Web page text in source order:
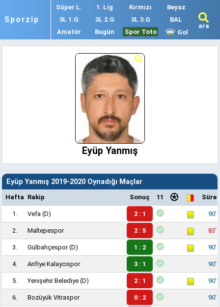
Sporzip
Süper L. 1. Lig Kırmızı
Beyaz
3L 1.G
3L 2.G 3L 3.G
BAL
Amatör
Bugün Spor Toto Gol
ara
Eyüp Yanmış
Eyüp Yanmış 2019-2020 Oynadığı Maçlar
Hafta Rakip Sonuç 11 Süre
1. Vefa (D) 2 : 1 90'
2. Maltepespor 2 : 5 83'
3. Gülbahçespor(D) 1 : 2 90'
4. Arifiye Kalaycıspor 3 : 1 90'
5. Yenişehir Belediye (D) 2 : 1 90'
6. Bozüyük Vitraspor 0 : 2 90'